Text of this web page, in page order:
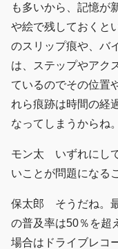
も多いから、記憶が
や絵で残しておくと
のスリップ痕や、バ
は、ステップやアク
ているのでその位置
れら痕跡は時間の経
なってしまうからね。
モン太 いずれにし
いことが問題になる
保太郎 そうだね。
の普及率は50％を超
場合はドライブレコ